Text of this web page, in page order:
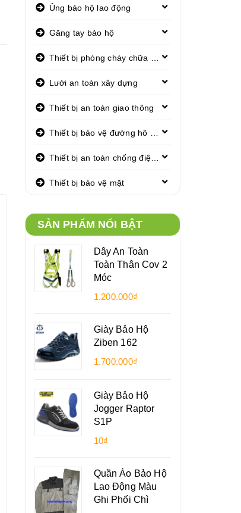
Ủng bảo hộ lao động
Găng tay bảo hộ
Lưới an toàn xây dựng
Thiết bị an toàn giao thông
Thiết bị bảo vệ mặt
SẢN PHẨM NỔI BẬT
Dây An Toàn
Toàn Thân Cov 2
Móc
1.200.000₫
Giày Bảo Hộ
Ziben 162
1.700.000₫
Giày Bảo Hộ
Jogger Raptor
S1P
10₫
Quần Áo Bảo Hộ
Lao Động Màu
Ghi Phối Chì